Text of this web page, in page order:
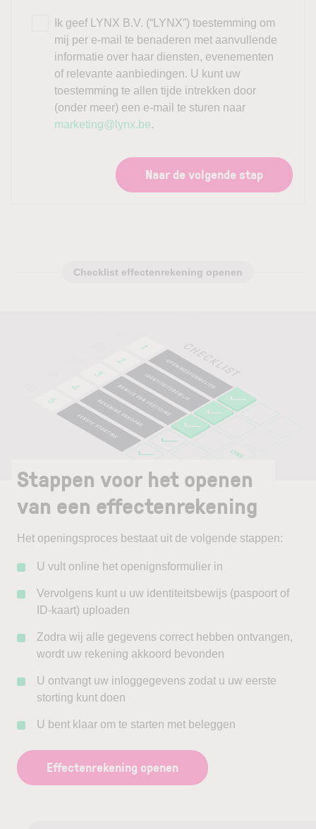
Ik geef LYNX B.V. (“LYNX”) toestemming om
mij per e-mail te benaderen met aanvullende
informatie over haar diensten, evenementen
of relevante aanbiedingen. U kunt uw
toestemming te allen tijde intrekken door
(onder meer) een e-mail te sturen naar
marketing@lynx.be.
Naar de volgende stap
Checklist effectenrekening openen
Stappen voor het openen
van een effectenrekening
Het openingsproces bestaat uit de volgende stappen:
U vult online het openignsformulier in
Vervolgens kunt u uw identiteitsbewijs (paspoort of
ID-kaart) uploaden
Zodra wij alle gegevens correct hebben ontvangen,
wordt uw rekening akkoord bevonden
U ontvangt uw inloggegevens zodat u uw eerste
storting kunt doen
U bent klaar om te starten met beleggen
Effectenrekening openen